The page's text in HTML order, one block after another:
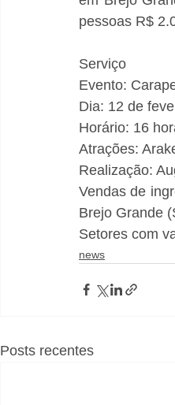
pessoas R$
Serviço
Evento:
Dia: 12 de
Horário: 16
Atrações:
Realização:
Vendas de
Brejo Grande
Setores com
news
Posts recentes